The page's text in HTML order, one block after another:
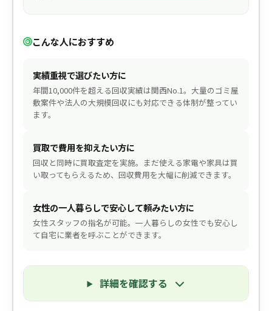
こんな人におすすめ
実績重視で選びたい方に
年間10,000件を超える回収実績は関西No.1。大量のゴミ屋
敷案件や法人の大規模回収にも対応できる体制が整ってい
ます。
買取で費用を抑えたい方に
回収と同時に買取査定を実施。まだ使える家電や家具は買
い取ってもらえるため、回収費用を大幅に削減できます。
女性の一人暮らしで安心して頼みたい方に
女性スタッフの指名が可能。一人暮らしの女性でも安心し
て自宅に業者を呼ぶことができます。
詳細を確認する